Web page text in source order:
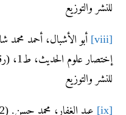
للنشر والتوزيع
[viii]
للنشر والتوزيع
[ix]